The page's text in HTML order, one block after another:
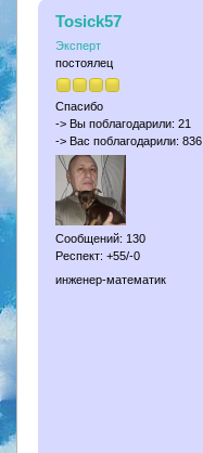
Tosick57
Эксперт
постоялец
Спасибо
-> Вы поблагодарили: 21
-> Вас поблагодарили: 836
Сообщений: 130
Респект: +55/-0
инженер-математик